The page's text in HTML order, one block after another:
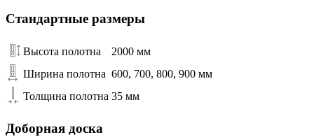
Стандартные размеры
Высота полотна
2000 мм
Ширина полотна 600, 700, 800, 900 мм
Толщина полотна 35 мм
Доборная доска